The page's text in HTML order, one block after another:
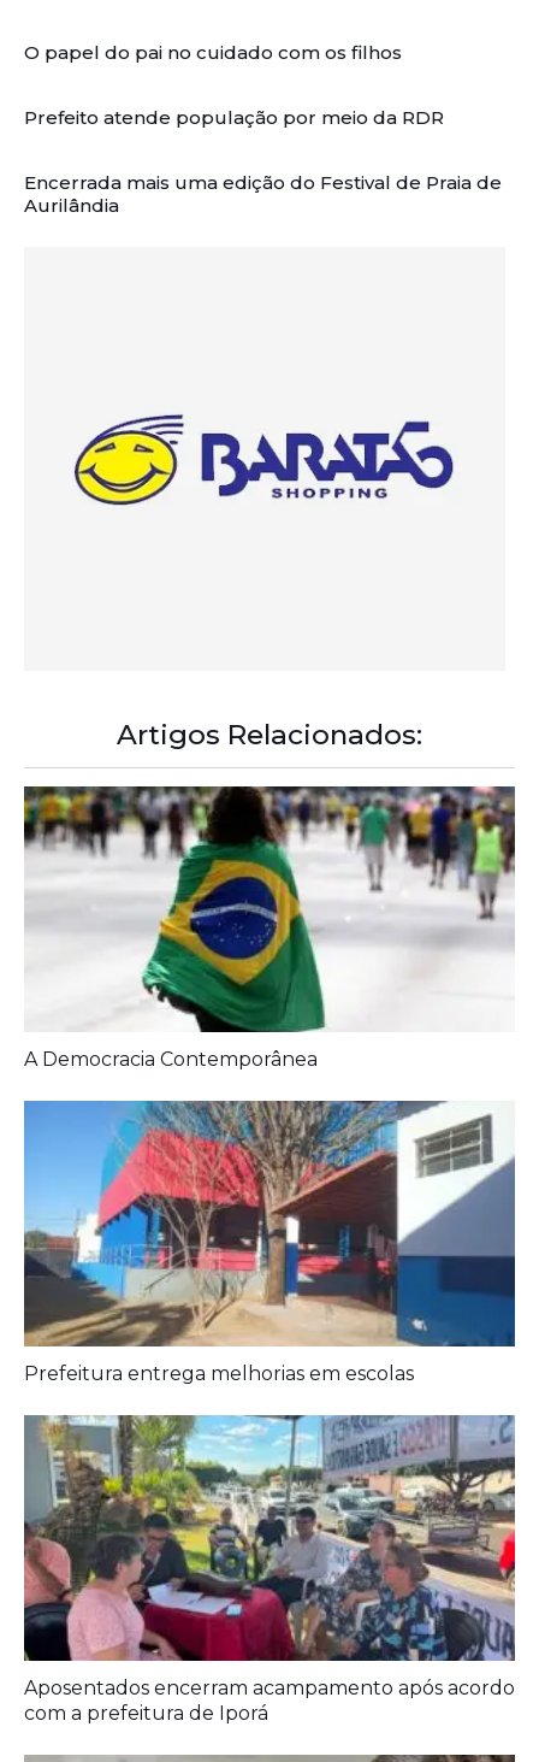
O papel do pai no cuidado com os filhos
Prefeito atende população por meio da RDR
Encerrada mais uma edição do Festival de Praia de
Aurilândia
Artigos Relacionados:
A Democracia Contemporânea
Prefeitura entrega melhorias em escolas
Aposentados encerram acampamento após acordo
com a prefeitura de Iporá